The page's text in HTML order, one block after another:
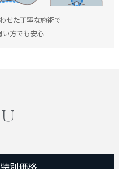
せた丁寧な施術で
い方でも安心
別価格